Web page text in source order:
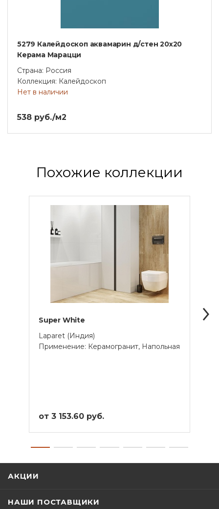
5279 Калейдоскоп аквамарин д/стен 20х20
Керама Марацци
Страна: Россия
Коллекция: Калейдоскоп
Нет в наличии
538 руб./м2
Похожие коллекции
Super White
Laparet (Индия)
Применение: Керамогранит, Напольная
от 3 153.60 руб.
АКЦИИ
НАШИ ПОСТАВЩИКИ